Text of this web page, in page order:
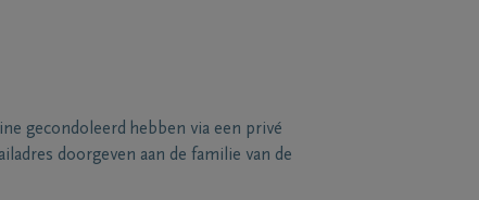
gecondoleerd hebben via een privé
doorgeven aan de familie van de